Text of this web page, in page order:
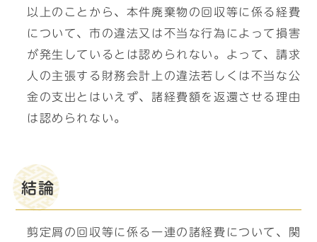
以上のことから、本件廃棄物の回収等に係る経費
について、市の違法又は不当な行為によって損害
が発生しているとは認められない。よって、請求
人の主張する財務会計上の違法若しくは不当な公
金の支出とはいえず、諸経費額を返還させる理由
は認められない。
結論
剪定屑の回収等に係る一連の諸経費について、関